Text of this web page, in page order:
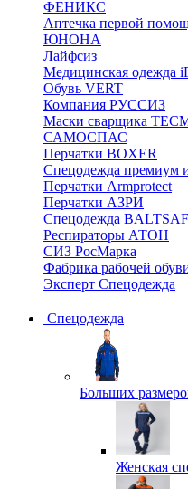
ФЕНИКС
Аптечка первой
ЮНОНА
Лайфсиз
Медицинская одежда
Обувь VERT
Компания РУССИЗ
Маски сварщика
САМОСПАС
Перчатки BOXER
Спецодежда премиум
Перчатки Armprotect
Перчатки АЗРИ
Спецодежда
Респираторы АТОН
СИЗ РосМарка
Фабрика рабочей
Эксперт Спецодежда
Спецодежда
Больших
Женская